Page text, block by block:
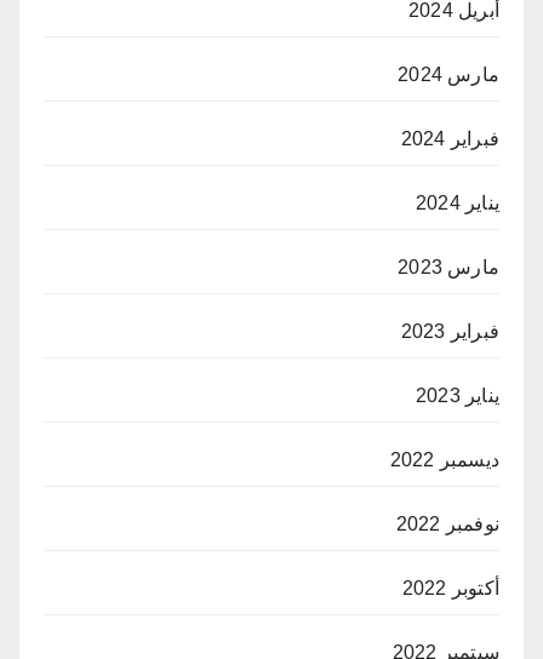
أبريل 2024
مارس 2024
فبراير 2024
يناير 2024
مارس 2023
فبراير 2023
يناير 2023
ديسمبر 2022
نوفمبر 2022
أكتوبر 2022
سبتمبر 2022